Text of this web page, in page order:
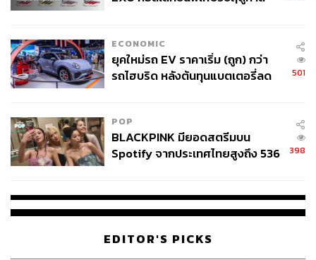
ECONOMIC
ยุคใหม่รถ EV ราคาเริ่ม (ถูก) กว่า
รถไฮบริด หลังต้นทุนแบตเตอรี่ลด
501
POP
BLACKPINK มียอดสตรีมบน
Spotify จากประเทศไทยสูงถึง 536
398
EDITOR'S PICKS